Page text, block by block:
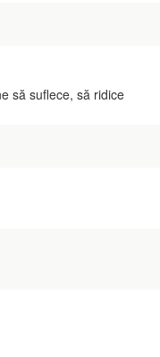
să suflece, să ridice